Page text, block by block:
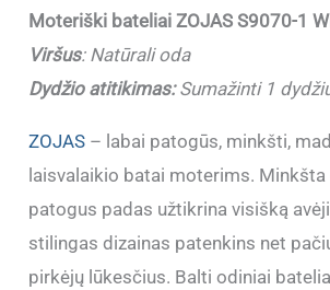
Moteriški bateliai ZOJAS S9070-1
Viršus: Natūrali oda
Dydžio atitikimas:Sumažinti 1
ZOJAS – labai patogūs, minkšti,
laisvalaikio batai moterims. Minkšta
patogus padas užtikrina visišką
stilingas dizainas patenkins net
pirkėjų lūkesčius. Balti odiniai